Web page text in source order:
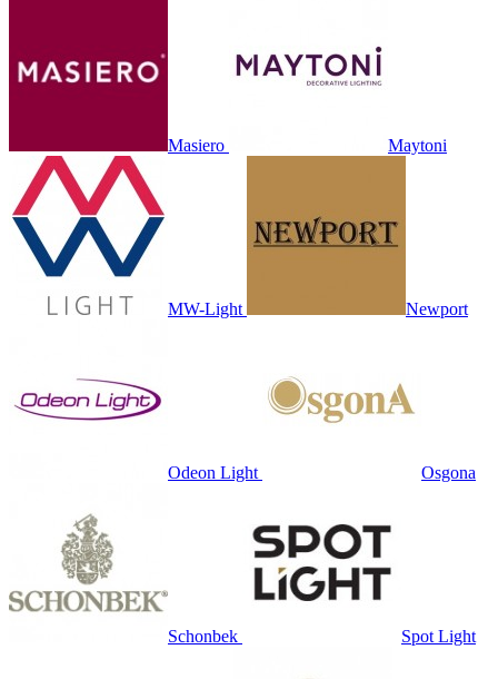
Masiero Maytoni
MW-Light Newport
Odeon Light Osgona
Schonbek Spot Light